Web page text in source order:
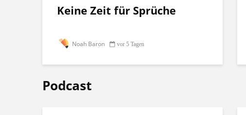
Keine Zeit für Sprüche
Noah Baron vor 5 Tagen
Podcast